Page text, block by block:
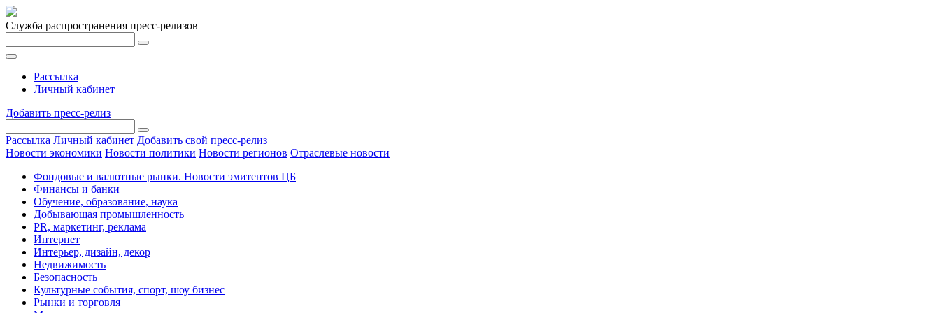
Служба распространения пресс-релизов
Рассылка
Личный кабинет
Добавить пресс-релиз
Рассылка Личный кабинет Добавить свой пресс-релиз
Новости экономики Новости политики Новости регионов Отраслевые новости
Фондовые и валютные рынки. Новости эмитентов ЦБ
Финансы и банки
Обучение, образование, наука
Добывающая промышленность
PR, маркетинг, реклама
Интернет
Интерьер, дизайн, декор
Недвижимость
Безопасность
Культурные события, спорт, шоу бизнес
Рынки и торговля